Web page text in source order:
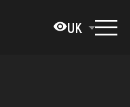
UK